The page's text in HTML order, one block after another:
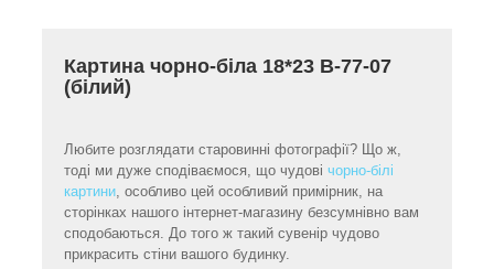
Картина чорно-біла 18*23 B-77-07
(білий)
Любите розглядати старовинні фотографії? Що ж,
тоді ми дуже сподіваємося, що чудові чорно-білі
картини , особливо цей особливий примірник, на
сторінках нашого інтернет-магазину безсумнівно вам
сподобаються. До того ж такий сувенір чудово
прикрасить стіни вашого будинку.